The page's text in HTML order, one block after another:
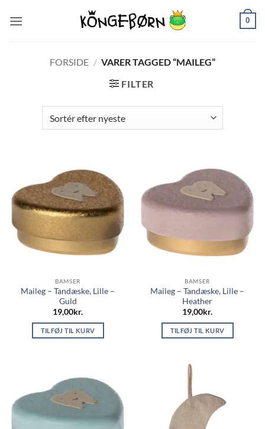
0
FORSIDE / VARER TAGGED “MAILEG”
FILTER
BAMSER
Maileg – Tandæske, Lille –
Guld
19,00kr.
TILFØJ TIL KURV
BAMSER
Maileg – Tandæske, Lille –
Heather
19,00kr.
TILFØJ TIL KURV